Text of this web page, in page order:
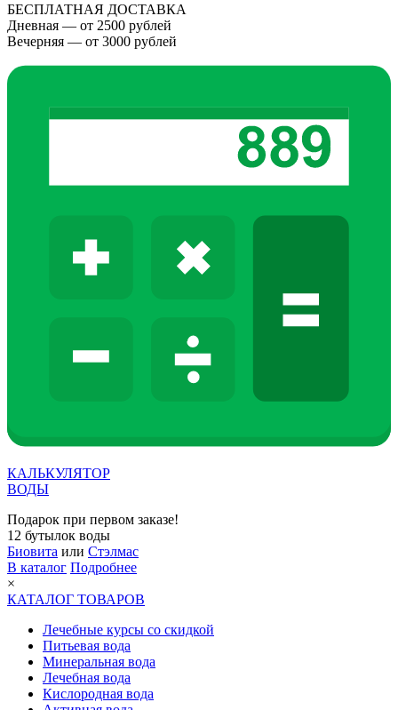
БЕСПЛАТНАЯ ДОСТАВКА
Дневная — от 2500 рублей
Вечерняя — от 3000 рублей
КАЛЬКУЛЯТОР
ВОДЫ
Подарок при первом заказе!
12 бутылок воды
Биовита или Стэлмас
В каталог Подробнее
×
КАТАЛОГ ТОВАРОВ
Лечебные курсы со скидкой
Питьевая вода
Минеральная вода
Лечебная вода
Кислородная вода